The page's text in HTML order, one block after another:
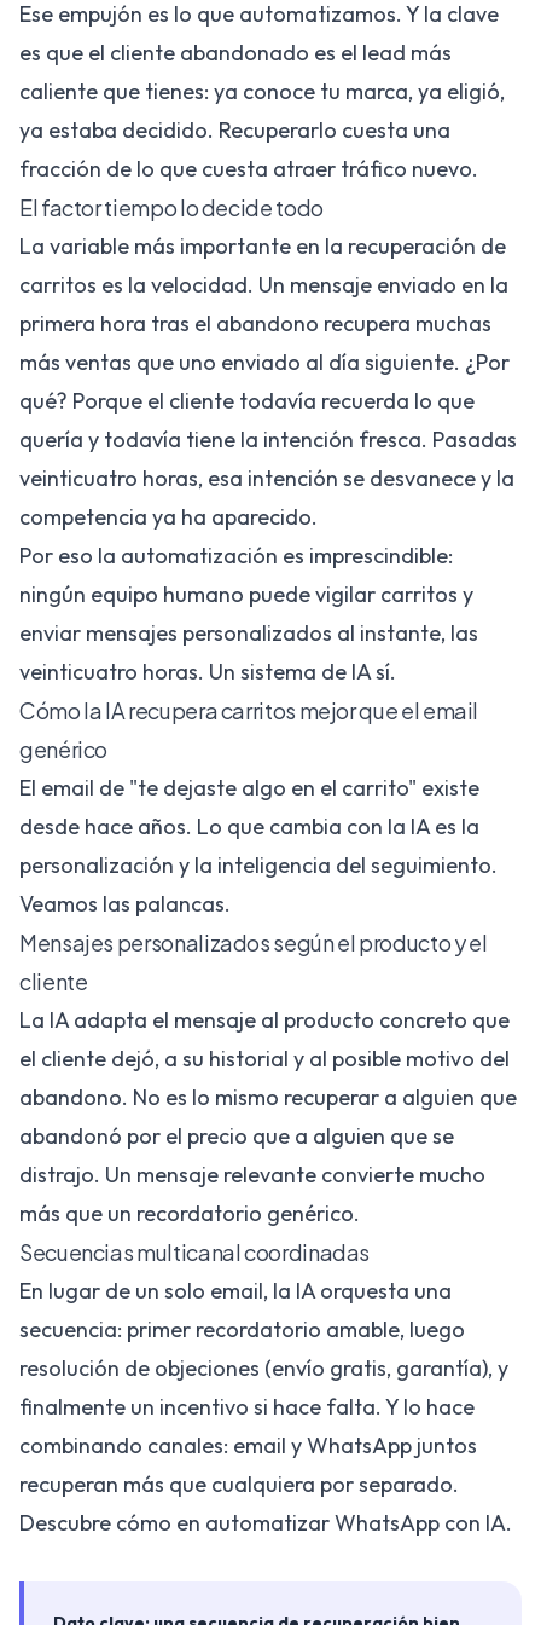
Ese empujón es lo que automatizamos. Y la clave
es que el cliente abandonado es el lead más
caliente que tienes: ya conoce tu marca, ya eligió,
ya estaba decidido. Recuperarlo cuesta una
fracción de lo que cuesta atraer tráfico nuevo.
El factor tiempo lo decide todo
La variable más importante en la recuperación de
carritos es la velocidad. Un mensaje enviado en la
primera hora tras el abandono recupera muchas
más ventas que uno enviado al día siguiente. ¿Por
qué? Porque el cliente todavía recuerda lo que
quería y todavía tiene la intención fresca. Pasadas
veinticuatro horas, esa intención se desvanece y la
competencia ya ha aparecido.
Por eso la automatización es imprescindible:
ningún equipo humano puede vigilar carritos y
enviar mensajes personalizados al instante, las
veinticuatro horas. Un sistema de IA sí.
Cómo la IA recupera carritos mejor que el email
genérico
El email de "te dejaste algo en el carrito" existe
desde hace años. Lo que cambia con la IA es la
personalización y la inteligencia del seguimiento.
Veamos las palancas.
Mensajes personalizados según el producto y el
cliente
La IA adapta el mensaje al producto concreto que
el cliente dejó, a su historial y al posible motivo del
abandono. No es lo mismo recuperar a alguien que
abandonó por el precio que a alguien que se
distrajo. Un mensaje relevante convierte mucho
más que un recordatorio genérico.
Secuencias multicanal coordinadas
En lugar de un solo email, la IA orquesta una
secuencia: primer recordatorio amable, luego
resolución de objeciones (envío gratis, garantía), y
finalmente un incentivo si hace falta. Y lo hace
combinando canales: email y WhatsApp juntos
recuperan más que cualquiera por separado.
Descubre cómo en automatizar WhatsApp con IA.